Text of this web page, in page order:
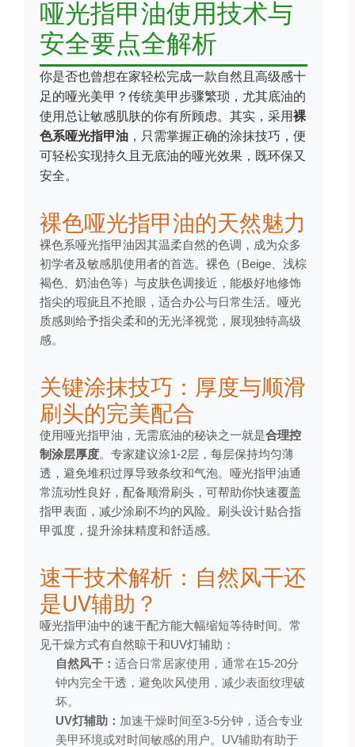
哑光指甲油使用技术与
安全要点全解析
你是否也曾想在家轻松完成一款自然且高级感十
足的哑光美甲？传统美甲步骤繁琐，尤其底油的
使用总让敏感肌肤的你有所顾虑。其实，采用裸
色系哑光指甲油 ，只需掌握正确的涂抹技巧，便
可轻松实现持久且无底油的哑光效果，既环保又
安全。
裸色哑光指甲油的天然魅力
裸色系哑光指甲油因其温柔自然的色调，成为众多
初学者及敏感肌使用者的首选。裸色（Beige、浅棕
褐色、奶油色等）与皮肤色调接近，能极好地修饰
指尖的瑕疵且不抢眼，适合办公与日常生活。哑光
质感则给予指尖柔和的无光泽视觉，展现独特高级
感。
关键涂抹技巧：厚度与顺滑
刷头的完美配合
使用哑光指甲油，无需底油的秘诀之一就是合理控
制涂层厚度。专家建议涂1-2层，每层保持均匀薄
透，避免堆积过厚导致条纹和气泡。哑光指甲油通
常流动性良好，配备顺滑刷头，可帮助你快速覆盖
指甲表面，减少涂刷不均的风险。刷头设计贴合指
甲弧度，提升涂抹精度和舒适感。
速干技术解析：自然风干还
是UV辅助？
哑光指甲油中的速干配方能大幅缩短等待时间。常
见干燥方式有自然晾干和UV灯辅助：
自然风干： 适合日常居家使用，通常在15-20分
钟内完全干透，避免吹风使用，减少表面纹理破
坏。
UV灯辅助： 加速干燥时间至3-5分钟，适合专业
美甲环境或对时间敏感的用户。UV辅助有助于